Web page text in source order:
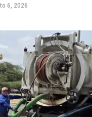
6, 2026